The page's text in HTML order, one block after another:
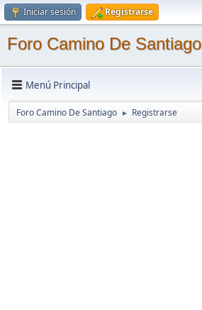
Iniciar sesión Registrarse
Foro Camino De Santiago
Menú Principal
Foro Camino De Santiago ► Registrarse